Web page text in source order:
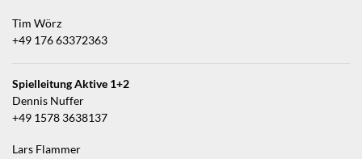
Tim Wörz
+49 176 63372363
Spielleitung Aktive 1+2
Dennis Nuffer
+49 1578 3638137
Lars Flammer